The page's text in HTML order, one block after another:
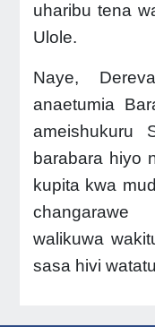
uharibu tena
Ulole.
Naye,
anaetumia
ameishukuru
barabara hiyo
kupita kwa
walikuwa
sasa hivi